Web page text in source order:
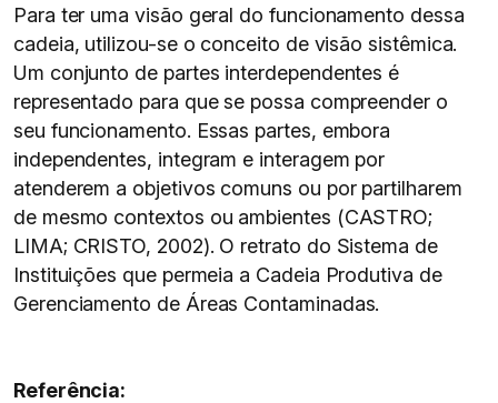
Para ter uma visão geral do funcionamento dessa
cadeia, utilizou-se o conceito de visão sistêmica.
Um conjunto de partes interdependentes é
representado para que se possa compreender o
seu funcionamento. Essas partes, embora
independentes, integram e interagem por
atenderem a objetivos comuns ou por partilharem
de mesmo contextos ou ambientes (CASTRO;
LIMA; CRISTO, 2002). O retrato do Sistema de
Instituições que permeia a Cadeia Produtiva de
Gerenciamento de Áreas Contaminadas.
Referência: